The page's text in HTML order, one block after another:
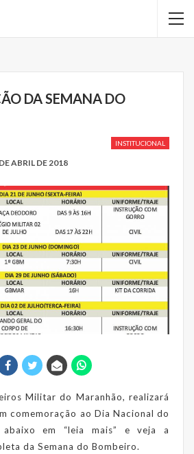
DA SEMANA DO
INSTITUCIONAL
ABRIL DE 2018
Militar do Maranhão, realizará
comemoração ao Dia Nacional do
abaixo em “leia mais” e veja a
da Semana do Bombeiro.